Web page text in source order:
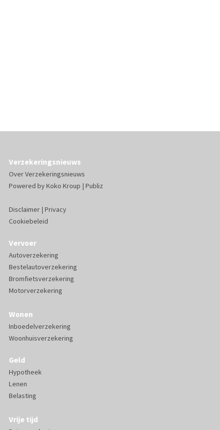
Verzekeringsnieuws
Over Verzekeringsnieuws
Powered byKoko Kroup | Publiz
Disclaimer| Privacy
Cookiebeleid
Vervoer
Autoverzekering
Bestelautoverzekering
Bromfietsverzekering
Motorverzekering
Wonen
Inboedelverzekering
Woonhuisverzekering
Geld
Hypotheek
Lenen
Belasting
Vrije tijd